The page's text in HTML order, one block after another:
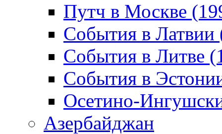
Путч в Москве
События в Латвии
События в Литве
События в
Осетино-
Азербайджан